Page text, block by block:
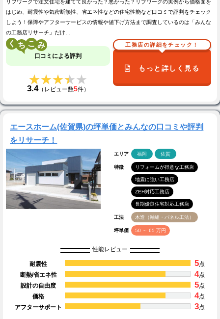
リブワークで注文住宅を建てて良かった？悪かった？リブワークの実例から価格面を
はじめ、耐震性や気密断熱性、省エネ性などの住宅性能など口コミで評判をチェック
しよう！保障やアフターサービスの情報や値下げ方法まで調査しているのは「みんな
の工務店リサーチ」だけ…
く こ
口コミによる評判
★★★★★
★★★★★
3.4（レビュー数5件）
工務店の詳細をチェック！
もっと詳しく見る
エースホーム(佐賀県)の坪単価とみんなの口コミや評判
をリサーチ！
エリア 福岡 佐賀
特徴 リフォームが得意な工務店
地震に強い工務店
ZEH対応工務店
長期優良住宅対応工務店
工法 木造（軸組・パネル工法）
坪単価 50 ～ 65 万円
性能レビュー
耐震性 5点
断熱/省エネ性
4点
設計の自由度
5点
価格
4点
アフターサポート
3点